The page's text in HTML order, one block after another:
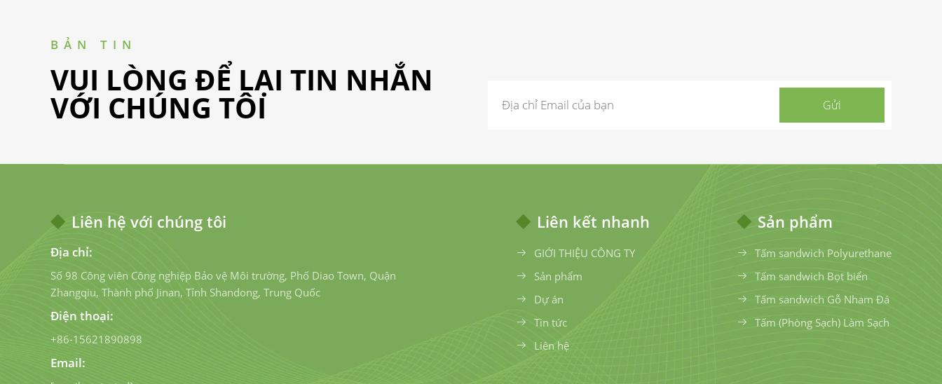
BẢN TIN
VUI LÒNG ĐỂ LẠI TIN NHẮN
VỚI CHÚNG TÔI
Liên hệ với chúng tôi
Địa chỉ:
Số 98 Công viên Công nghiệp Bảo vệ Môi trường, Phố Diao Town, Quận
Zhangqiu, Thành phố Jinan, Tỉnh Shandong, Trung Quốc
Điện thoại:
+86-15621890898
Email:
Liên kết nhanh
GIỚI THIỆU CÔNG TY
Sản phẩm
Dự án
Tin tức
Liên hệ
Sản phẩm
Tấm sandwich Polyurethane
Tấm sandwich Bọt biển
Tấm sandwich Gỗ Nham Đá
Tấm (Phòng Sạch) Làm Sạch